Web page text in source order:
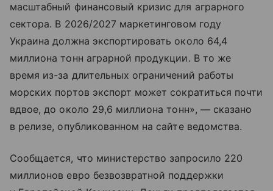
масштабный финансовый кризис для аграрного
сектора. В 2026/2027 маркетинговом году
Украина должна экспортировать около 64,4
миллиона тонн аграрной продукции. В то же
время из-за длительных ограничений работы
морских портов экспорт может сократиться почти
вдвое, до около 29,6 миллиона тонн», — сказано
в релизе, опубликованном на сайте ведомства.
Сообщается, что министерство запросило 220
миллионов евро безвозвратной поддержки